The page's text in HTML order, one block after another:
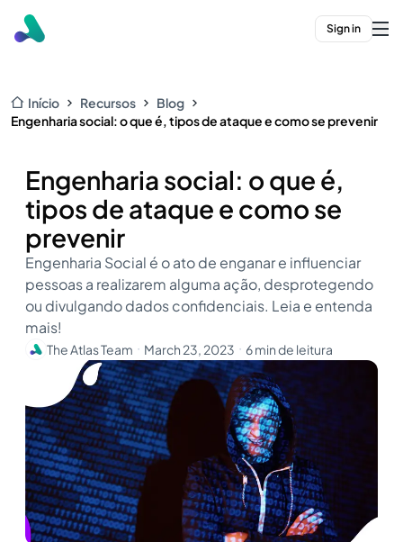
Sign in
Início Recursos
Blog
Engenharia social: o que é, tipos de ataque e como se prevenir
Engenharia social: o que é,
tipos de ataque e como se
prevenir
Engenharia Social é o ato de enganar e influenciar
pessoas a realizarem alguma ação, desprotegendo
ou divulgando dados confidenciais. Leia e entenda
mais!
The Atlas Team ・ March 23, 2023 ・ 6 min de leitura